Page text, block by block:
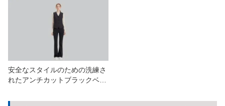
ニュース
安全なスタイルのための洗練さ
れたアンチカットブラックベス